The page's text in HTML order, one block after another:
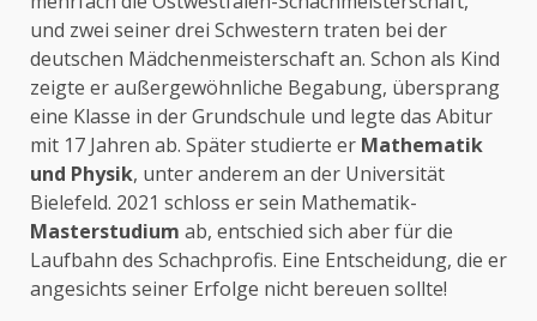
und zwei seiner drei Schwestern traten bei der
deutschen Mädchenmeisterschaft an. Schon als Kind
zeigte er außergewöhnliche Begabung, übersprang
eine Klasse in der Grundschule und legte das Abitur
mit 17 Jahren ab. Später studierte er Mathematik
und Physik, unter anderem an der Universität
Bielefeld. 2021 schloss er sein Mathematik-
Masterstudium ab, entschied sich aber für die
Laufbahn des Schachprofis. Eine Entscheidung, die er
angesichts seiner Erfolge nicht bereuen sollte!